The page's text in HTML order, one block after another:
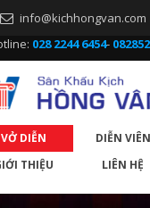
info@kichhongvan.com
028 2244 6454-
VỞ DIỄN DIỄN VIÊN
THIỆU LIÊN HỆ